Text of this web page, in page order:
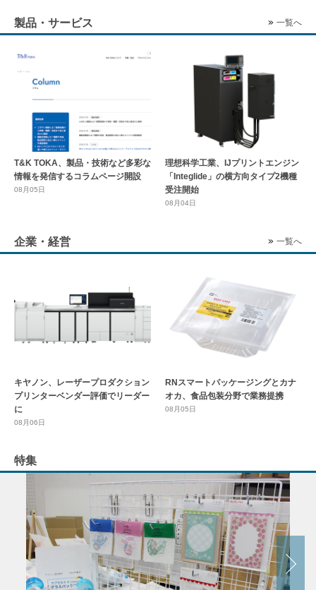
製品・サービス 一覧へ
T&K TOKA、製品・技術など多彩な
情報を発信するコラムページ開設
08月05日
理想科学工業、IJプリントエンジン
「Integlide」の横方向タイプ2機種
受注開始
08月04日
企業・経営 一覧へ
キヤノン、レーザープロダクション
プリンターベンダー評価でリーダー
に
08月06日
RNスマートパッケージングとカナ
オカ、食品包装分野で業務提携
08月05日
特集